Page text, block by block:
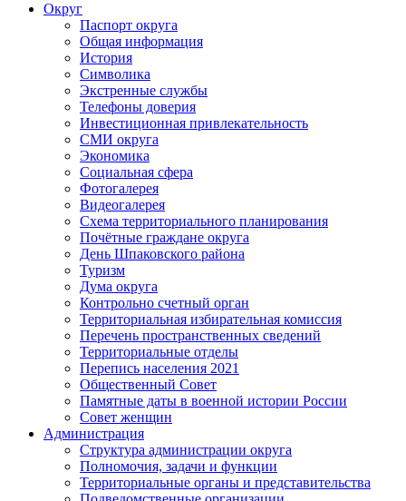
Округ
Паспорт округа
Общая информация
История
Символика
Экстренные службы
Телефоны доверия
Инвестиционная привлекательность
СМИ округа
Экономика
Социальная сфера
Фотогалерея
Видеогалерея
Схема территориального планирования
Почётные граждане округа
День Шпаковского района
Туризм
Дума округа
Контрольно счетный орган
Территориальная избирательная комиссия
Перечень пространственных сведений
Территориальные отделы
Перепись населения 2021
Общественный Совет
Памятные даты в военной истории России
Совет женщин
Администрация
Структура администрации округа
Полномочия, задачи и функции
Территориальные органы и представительства